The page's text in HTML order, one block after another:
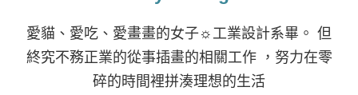
愛貓、愛吃、愛畫畫的女子☼工業設計系畢。 但
終究不務正業的從事插畫的相關工作 ，努力在零
碎的時間裡拼湊理想的生活